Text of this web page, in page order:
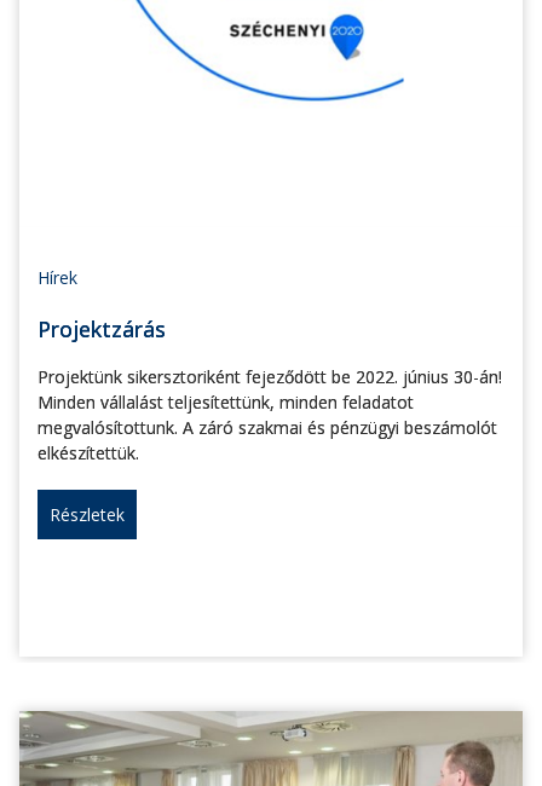
Hírek
Projektzárás
Projektünk sikersztoriként fejeződött be 2022. június 30-án!
Minden vállalást teljesítettünk, minden feladatot
megvalósítottunk. A záró szakmai és pénzügyi beszámolót
elkészítettük.
Részletek